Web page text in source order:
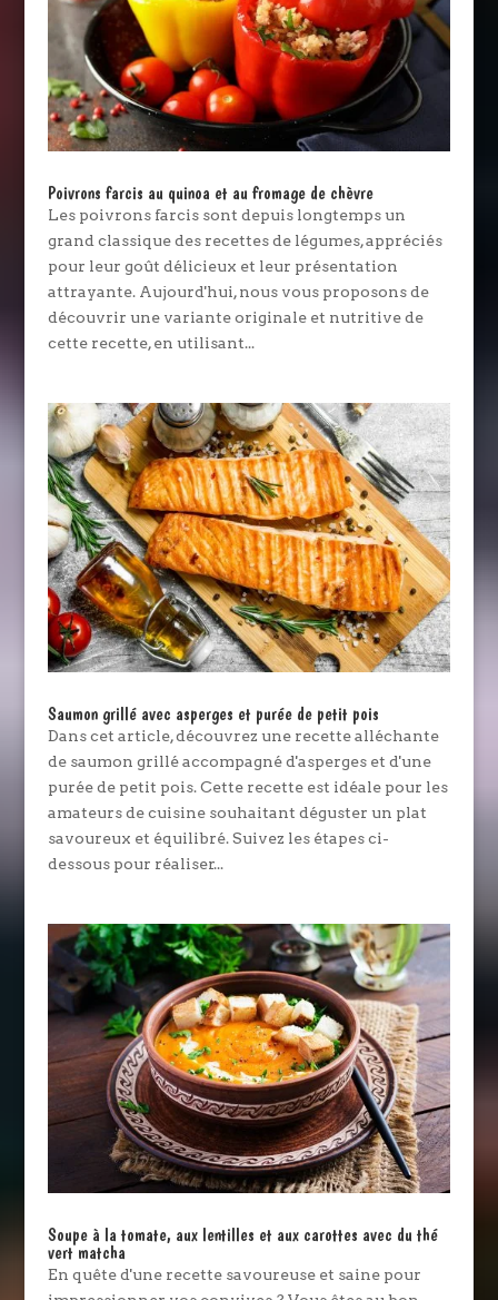
Poivrons farcis au quinoa et au fromage de chèvre
Les poivrons farcis sont depuis longtemps un
grand classique des recettes de légumes, appréciés
pour leur goût délicieux et leur présentation
attrayante. Aujourd'hui, nous vous proposons de
découvrir une variante originale et nutritive de
cette recette, en utilisant...
Saumon grillé avec asperges et purée de petit pois
Dans cet article, découvrez une recette alléchante
de saumon grillé accompagné d'asperges et d'une
purée de petit pois. Cette recette est idéale pour les
amateurs de cuisine souhaitant déguster un plat
savoureux et équilibré. Suivez les étapes ci-
dessous pour réaliser...
Soupe à la tomate, aux lentilles et aux carottes avec du thé
vert matcha
En quête d'une recette savoureuse et saine pour